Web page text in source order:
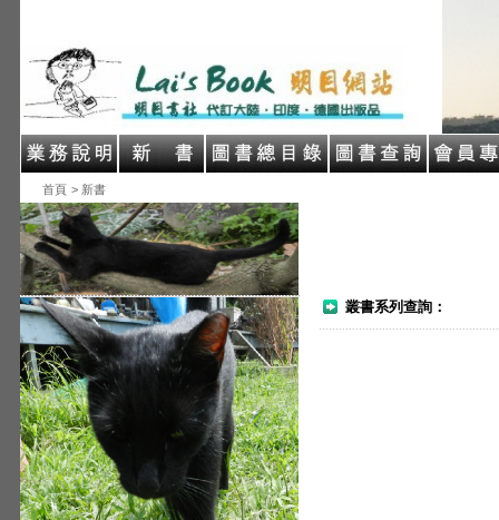
首頁 > 新書
叢書系列查詢：